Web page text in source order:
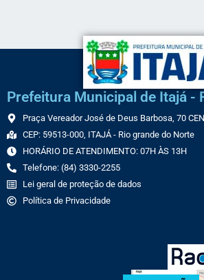
Prefeitura Municipal de Itajá -
Praça Vereador José de Deus Barbosa, 70
CEP: 59513-000, ITAJÁ - Rio grande do Norte
HORÁRIO DE ATENDIMENTO: 07H ÀS 13H
Telefone: (84) 3330-2255
Lei geral de proteção de dados
Política de Privacidade